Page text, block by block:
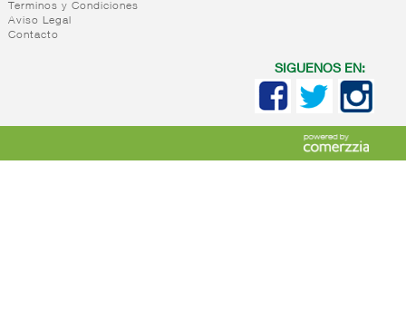
Terminos y Condiciones
Aviso Legal
Contacto
SIGUENOS EN: